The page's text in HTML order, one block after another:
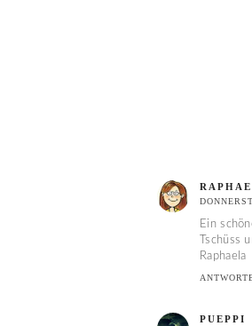
Ein
Tschüss
Raphaela
PUEPPI